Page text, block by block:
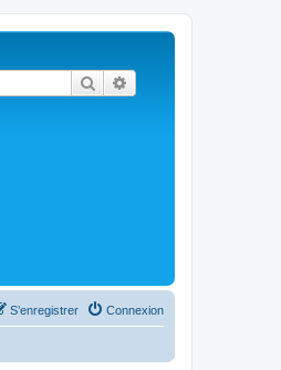
Rechercher
Connexion
S’enregistrer